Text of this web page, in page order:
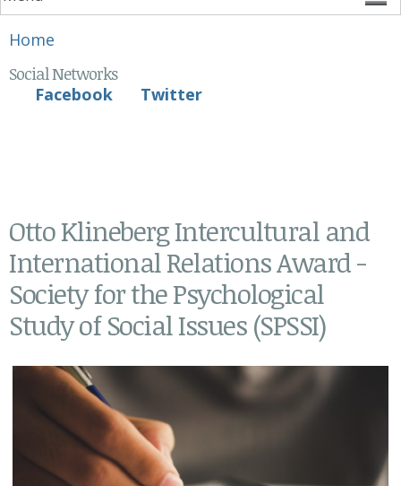
You are here
Home
Social Networks
Facebook
Twitter
Otto Klineberg Intercultural and
International Relations Award -
Society for the Psychological
Study of Social Issues (SPSSI)